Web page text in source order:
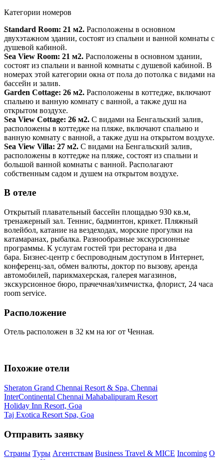
Категории номеров
Standard Room: 21 м2. Расположены в основном
двухэтажном здании, состоят из спальни и ванной комнаты с
душевой кабиной.
Sea View Room: 21 м2. Расположены в основном здании,
состоят из спальни и ванной комнаты с душевой кабиной. В
номерах этой категории окна от пола до потолка с видами на
бассейн и залив.
Garden Cottage: 26 м2. Расположены в коттедже, включают
спальню и ванную комнату с ванной, а также душ на
открытом воздухе.
Sea View Cottage: 26 м2. С видами на Бенгальский залив,
расположены в коттедже на пляже, включают спальню и
ванную комнату с ванной, а также душ на открытом воздухе.
Sea View Villa: 27 м2. С видами на Бенгальский залив,
расположены в коттедже на пляже, состоят из спальни и
большой ванной комнаты с ванной. Располагают
собственным садом и душем на открытом воздухе.
В отеле
Открытый плавательный бассейн площадью 930 кв.м,
тренажерный зал. Теннис, бадминтон, крикет. Пляжный
волейбол, катание на вездеходах, морские прогулки на
катамаранах, рыбалка. Разнообразные экскурсионные
программы. К услугам гостей три ресторана и два
бара. Бизнес-центр с беспроводным доступом в Интернет,
конференц-зал, обмен валюты, доктор по вызову, аренда
автомобилей, парикмахерская, галерея магазинов,
экскурсионное бюро, прачечная/химчистка, флорист, 24 часа
room service.
Расположение
Отель расположен в 32 км на юг от Ченная.
Похожие отели
Sheraton Grand Chennai Resort & Spa, Chennai
InterContinental Chennai Mahabalipuram Resort
Holiday Inn Resort, Goa
Taj Exotica Resort Spa, Goa
Отправить заявку
Страны Туры Агентствам Business Travel & MICE Incoming О